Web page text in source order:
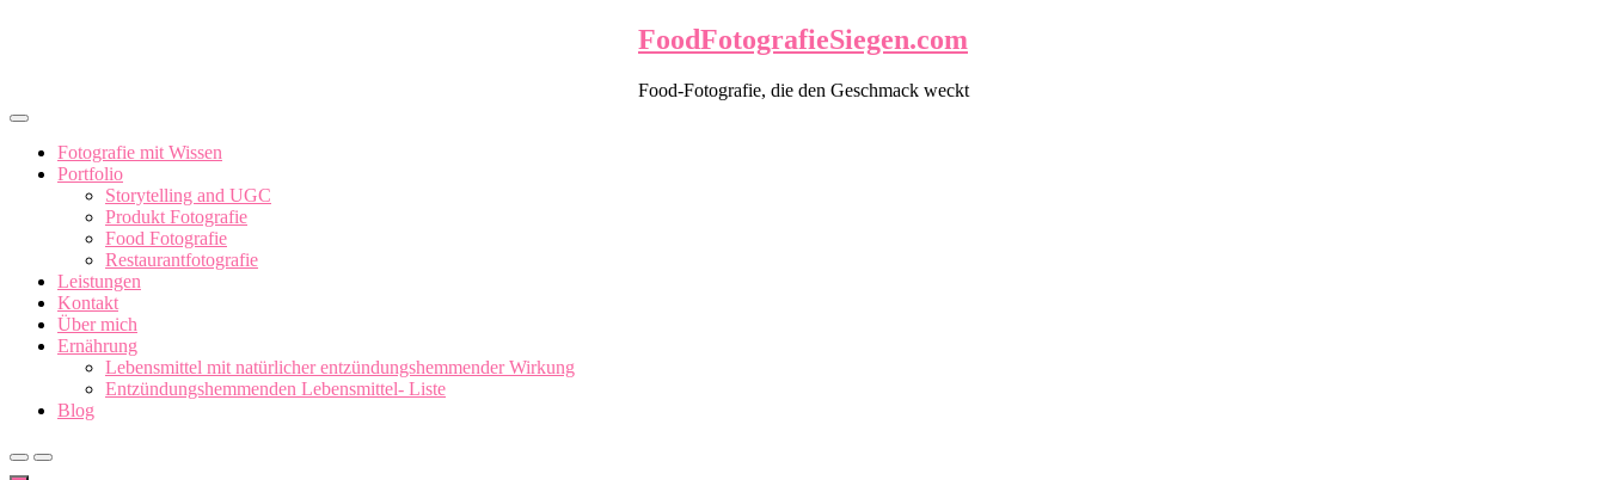
FoodFotografieSiegen.com
Food-Fotografie, die den Geschmack weckt
Fotografie mit Wissen
Portfolio
Storytelling and UGC
Produkt Fotografie
Food Fotografie
Restaurantfotografie
Leistungen
Kontakt
Über mich
Ernährung
Lebensmittel mit natürlicher entzündungshemmender Wirkung
Entzündungshemmenden Lebensmittel- Liste
Blog